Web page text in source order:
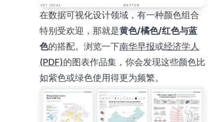
在数据可视化设计领域，有一种颜色组合
特别受欢迎，那就是黄色/橘色/红色与蓝
色的搭配。浏览一下南华早报或经济学人
(PDF)的图表作品集，你会发现这些颜色比
如紫色或绿色使用得更为频繁。